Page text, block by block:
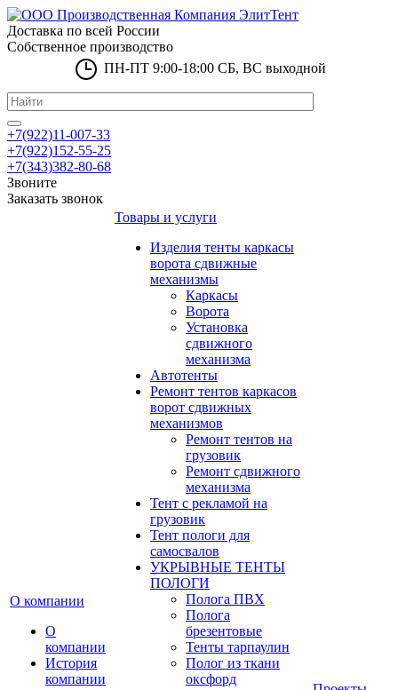
Доставка по всей России
Собственное производство
ПН-ПТ 9:00-18:00 СБ, ВС выходной
+7(922)11-007-33
+7(922)152-55-25
+7(343)382-80-68
Звоните
Заказать звонок
О компании
О
компании
История
компании
Товары и услуги
Изделия тенты каркасы
ворота сдвижные
механизмы
Каркасы
Ворота
Установка
сдвижного
механизма
Автотенты
Ремонт тентов каркасов
ворот сдвижных
механизмов
Ремонт тентов на
грузовик
Ремонт сдвижного
механизма
Тент с рекламой на
грузовик
Тент пологи для
самосвалов
УКРЫВНЫЕ ТЕНТЫ
ПОЛОГИ
Полога ПВХ
Полога
брезентовые
Тенты тарпаулин
Полог из ткани
оксфорд